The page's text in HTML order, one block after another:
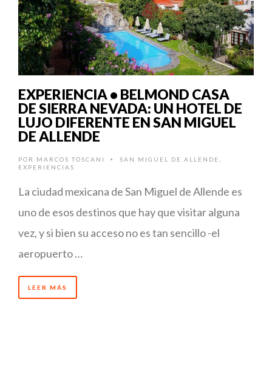
EXPERIENCIA • BELMOND CASA
DE SIERRA NEVADA: UN HOTEL DE
LUJO DIFERENTE EN SAN MIGUEL
DE ALLENDE
POR MARCOS TOSCANI • SAN MIGUEL DE ALLENDE
EXPERIENCIAS
La ciudad mexicana de San Miguel de Allende es
uno de esos destinos que hay que visitar alguna
vez, y si bien su acceso no es tan sencillo -el
aeropuerto …
LEER MÁS